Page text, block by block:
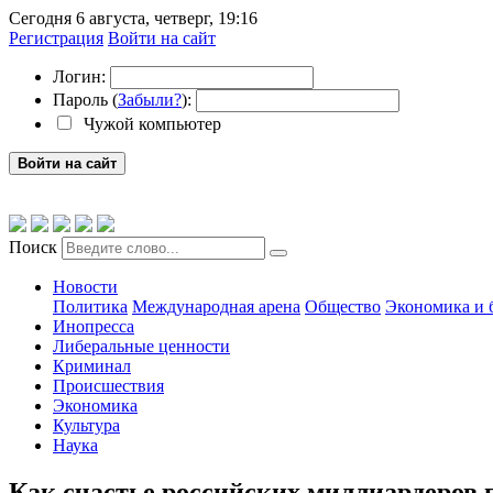
Сегодня 6 августа, четверг, 19:16
Регистрация Войти на сайт
Логин:
Пароль (Забыли?):
Чужой компьютер
Войти на сайт
Поиск
Новости
Политика Международная арена Общество Экономика и
Инопресса
Либеральные ценности
Криминал
Происшествия
Экономика
Культура
Наука